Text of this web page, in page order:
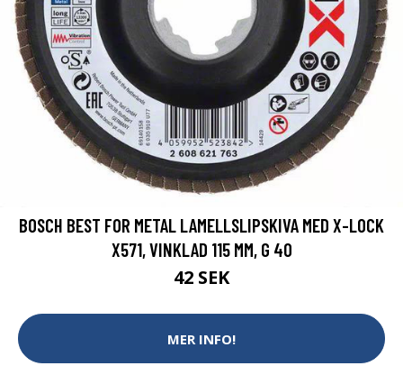
BOSCH BEST FOR METAL LAMELLSLIPSKIVA MED X-LOCK
X571, VINKLAD 115 MM, G 40
42 SEK
MER INFO!